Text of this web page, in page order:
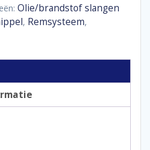
Olie/brandstof slangen
, Remsysteem,